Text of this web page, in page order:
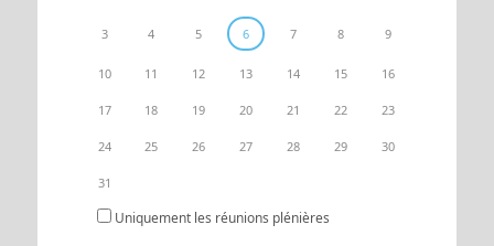
3 4 5 6 7 8 9
10 11 12 13 14 15 16
17 18 19 20 21 22 23
24 25 26 27 28 29 30
31
Uniquement les réunions plénières